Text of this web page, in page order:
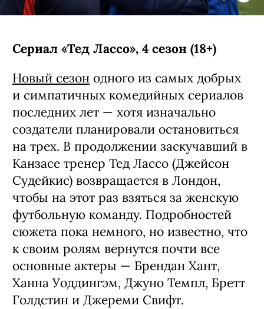
Сериал «Тед Лассо», 4 сезон (18+)
Новый сезон одного из самых добрых
и симпатичных комедийных сериалов
последних лет — хотя изначально
создатели планировали остановиться
на трех. В продолжении заскучавший в
Канзасе тренер Тед Лассо (Джейсон
Судейкис) возвращается в Лондон,
чтобы на этот раз взяться за женскую
футбольную команду. Подробностей
сюжета пока немного, но известно, что
к своим ролям вернутся почти все
основные актеры — Брендан Хант,
Ханна Уоддингэм, Джуно Темпл, Бретт
Голдстин и Джереми Свифт.